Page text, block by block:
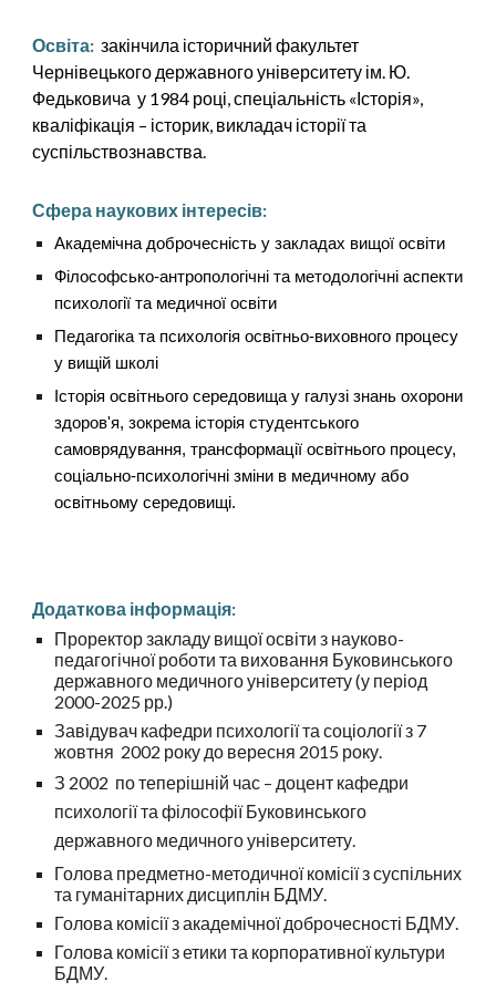
Освіта: закінчила історичний факультет
Чернівецького державного університету ім. Ю.
Федьковича у 1984 році, спеціальність «Історія»,
кваліфікація – історик, викладач історії та
суспільствознавства.
Сфера наукових інтересів:
Академічна доброчесність у закладах вищої освіти
Філософсько-антропологічні та методологічні аспекти
психології та медичної освіти
Педагогіка та психологія освітньо-виховного процесу
у вищій школі
Історія освітнього середовища у галузі знань охорони
здоров'я, зокрема історія студентського
самоврядування, трансформації освітнього процесу,
соціально-психологічні зміни в медичному або
освітньому середовищі.
Додаткова інформація:
Проректор закладу вищої освіти з науково-
педагогічної роботи та виховання Буковинського
державного медичного університету (у період
2000-2025 рр.)
Завідувач кафедри психології та соціології з 7
жовтня 2002 року до вересня 2015 року.
З 2002 по теперішній час – доцент кафедри
психології та філософії Буковинського
державного медичного університету.
Голова предметно-методичної комісії з суспільних
та гуманітарних дисциплін БДМУ.
Голова комісії з академічної доброчесності БДМУ.
Голова комісії з етики та корпоративної культури
БДМУ.